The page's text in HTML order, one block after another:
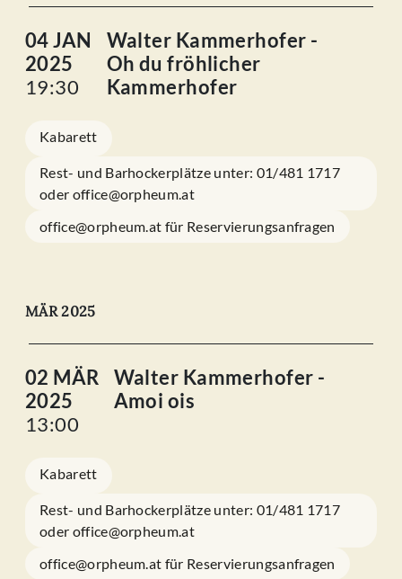
04 JAN
2025
19:30
Walter Kammerhofer -
Oh du fröhlicher
Kammerhofer
Kabarett
Rest- und Barhockerplätze unter: 01/481 1717
oder office@orpheum.at
office@orpheum.at für Reservierungsanfragen
MÄR 2025
02 MÄR
2025
13:00
Walter Kammerhofer -
Amoi ois
Kabarett
Rest- und Barhockerplätze unter: 01/481 1717
oder office@orpheum.at
office@orpheum.at für Reservierungsanfragen